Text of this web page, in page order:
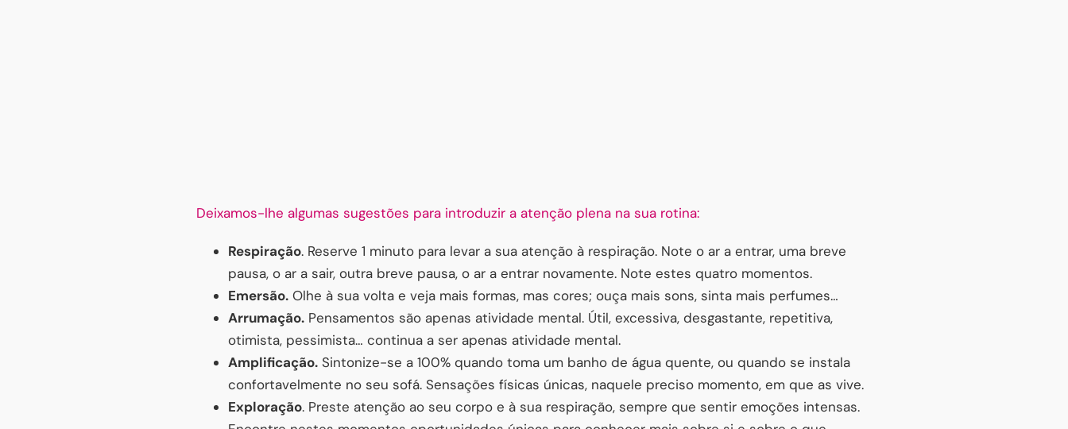
Deixamos-lhe algumas sugestões para introduzir a atenção plena na sua rotina:
Respiração. Reserve 1 minuto para levar a sua atenção à respiração. Note o ar a entrar, uma breve
pausa, o ar a sair, outra breve pausa, o ar a entrar novamente. Note estes quatro momentos.
Emersão. Olhe à sua volta e veja mais formas, mas cores; ouça mais sons, sinta mais perfumes…
Arrumação. Pensamentos são apenas atividade mental. Útil, excessiva, desgastante, repetitiva,
otimista, pessimista… continua a ser apenas atividade mental.
Amplificação. Sintonize-se a 100% quando toma um banho de água quente, ou quando se instala
confortavelmente no seu sofá. Sensações físicas únicas, naquele preciso momento, em que as vive.
Exploração. Preste atenção ao seu corpo e à sua respiração, sempre que sentir emoções intensas.